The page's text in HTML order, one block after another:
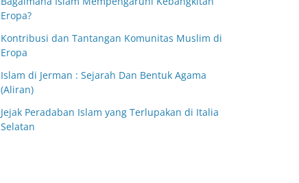
Eropa?
Kontribusi dan Tantangan Komunitas Muslim di
Eropa
Islam di Jerman : Sejarah Dan Bentuk Agama
(Aliran)
Jejak Peradaban Islam yang Terlupakan di Italia
Selatan